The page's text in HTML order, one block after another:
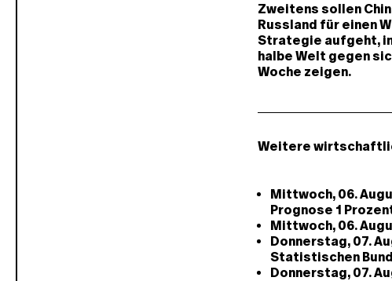
Zweitens sollen
Russland für einen
Strategie aufgeht,
halbe Welt gegen
Woche zeigen.
Weitere
Mittwoch, 06.
Prognose 1
Mittwoch, 06.
Donnerstag, 07.
Statistischen
Donnerstag, 07.